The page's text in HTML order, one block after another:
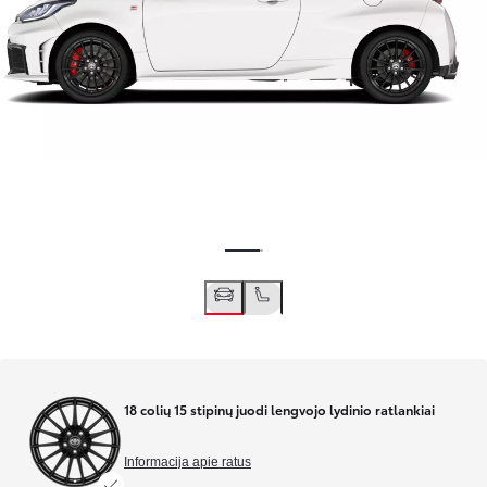
18 colių 15 stipinų juodi lengvojo lydinio ratlankiai
Informacija apie ratus